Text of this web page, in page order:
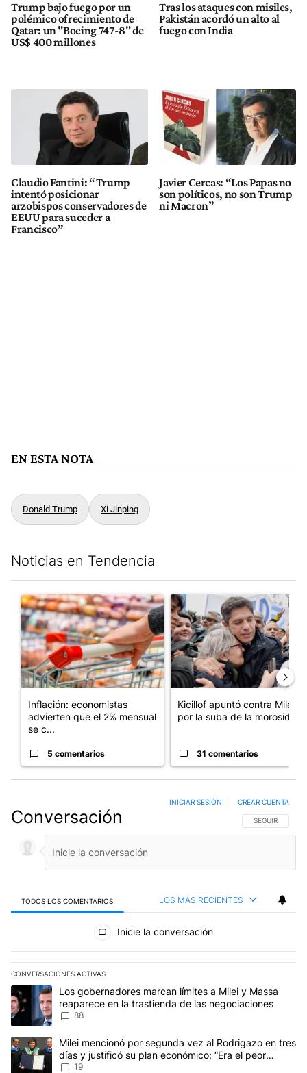
Trump bajo fuego por un
polémico ofrecimiento de
Qatar: un "Boeing 747-8" de
US$ 400 millones
Tras los ataques con misiles,
Pakistán acordó un alto al
fuego con India
Claudio Fantini: “Trump
intentó posicionar
arzobispos conservadores de
EEUU para suceder a
Francisco”
Javier Cercas: “Los Papas no
son políticos, no son Trump
ni Macron”
EN ESTA NOTA
Donald Trump Xi Jinping
Noticias en Tendencia
Un artículo de tendencia con el título "Inflación: economistas
Inflación: economistas
advierten que el 2% mensual
se c...
5 comentarios
Un artículo de tendencia con
Kicillof apuntó contra Milei
por la suba de la morosida...
31 comentarios
Conversación SIGA ESTA
SEGUIR
INICIAR SESIÓN CREAR CUENTA
TODOS LOS COMENTARIOS LOS MÁS RECIENTES
Todos los comentarios
Inicie la conversación
CONVERSACIONES ACTIVAS
Este listado muestra los artículos con más comentarios en los
Un artículo de tendencia con el título "Los gobernadores
Los gobernadores marcan límites a Milei y Massa
reaparece en la trastienda de las negociaciones
88
Un artículo de tendencia con el título "Milei mencionó por
Milei mencionó por segunda vez al Rodrigazo en tres
días y justificó su plan económico: “Era el peor
escenario posible”
19